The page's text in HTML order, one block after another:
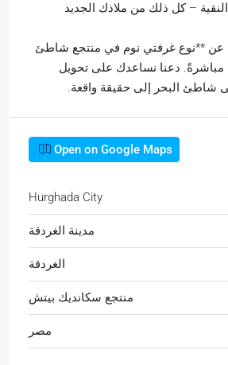
– كل ذلك من ملاذك الجديد
عن **نوع غرفتي نوم في منتجع شاطئ
مباشرةً. دعنا نساعدك على تحويل
البحر إلى حقيقة واقعة.
Open on Google Maps
Hurghada City
مدينة الغردقة
الغردقة
منتجع سكانديك بيتش
مصر